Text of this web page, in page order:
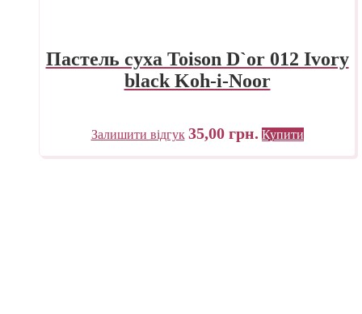
Пастель суха Toison D`or 012 Ivory
black Koh-i-Noor
Залишити відгук 35,00 грн. Купити